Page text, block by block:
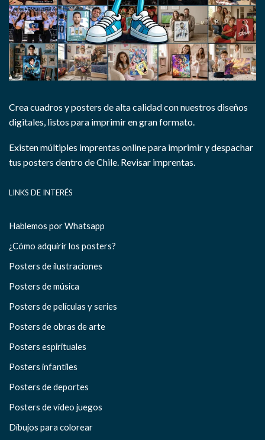
Crea cuadros y posters de alta calidad con nuestros diseños
digitales, listos para imprimir en gran formato.
Existen múltiples imprentas online para imprimir y despachar
tus posters dentro de Chile. Revisar imprentas.
LINKS DE INTERÉS
Hablemos por Whatsapp
¿Cómo adquirir los posters?
Posters de ilustraciones
Posters de música
Posters de películas y series
Posters de obras de arte
Posters espirituales
Posters infantiles
Posters de deportes
Posters de video juegos
Dibujos para colorear